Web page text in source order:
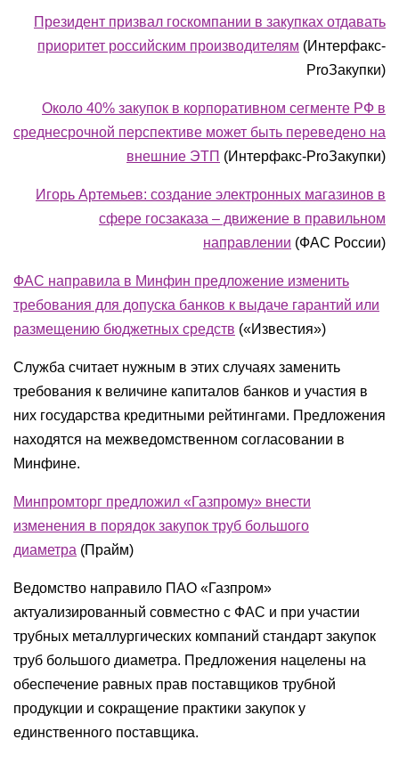
Президент призвал госкомпании в закупках отдавать
приоритет российским производителям (Интерфакс-
ProЗакупки)
Около 40% закупок в корпоративном сегменте РФ в
среднесрочной перспективе может быть переведено на
внешние ЭТП (Интерфакс-ProЗакупки)
Игорь Артемьев: создание электронных магазинов в
сфере госзаказа – движение в правильном
направлении (ФАС России)
ФАС направила в Минфин предложение изменить
требования для допуска банков к выдаче гарантий или
размещению бюджетных средств («Известия»)
Служба считает нужным в этих случаях заменить
требования к величине капиталов банков и участия в
них государства кредитными рейтингами. Предложения
находятся на межведомственном согласовании в
Минфине.
Минпромторг предложил «Газпрому» внести
изменения в порядок закупок труб большого
диаметра (Прайм)
Ведомство направило ПАО «Газпром»
актуализированный совместно с ФАС и при участии
трубных металлургических компаний стандарт закупок
труб большого диаметра. Предложения нацелены на
обеспечение равных прав поставщиков трубной
продукции и сокращение практики закупок у
единственного поставщика.